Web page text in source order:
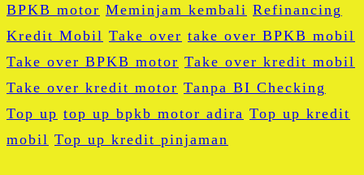
BPKB motor Meminjam kembali Refinancing
Kredit Mobil Take over take over BPKB mobil
Take over BPKB motor Take over kredit mobil
Take over kredit motor Tanpa BI Checking
Top up top up bpkb motor adira Top up kredit
mobil Top up kredit pinjaman